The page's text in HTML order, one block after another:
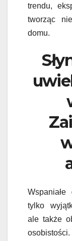
trendu,
tworząc
domu.
tylko
ale także
osobistości.